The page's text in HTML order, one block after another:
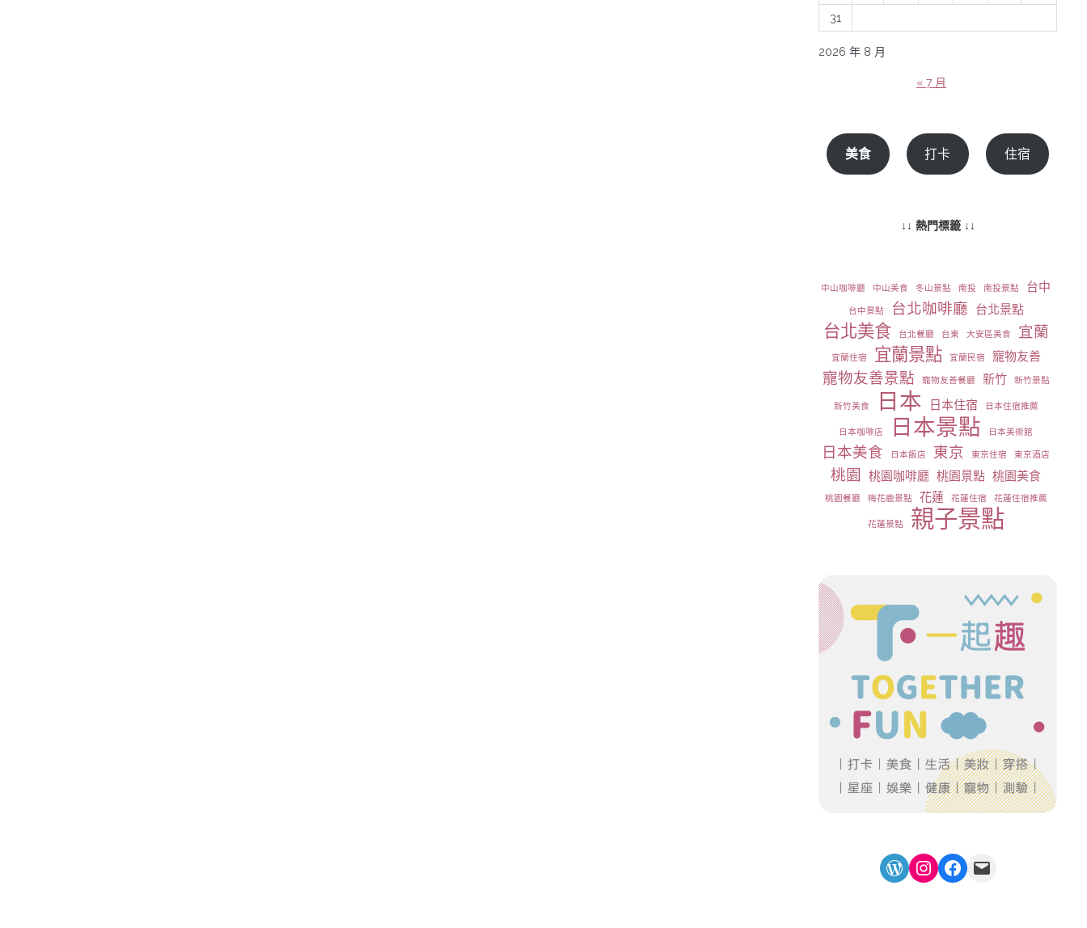
2026 年 8 月
31
« 7 月
美食 打卡 住宿
↓↓ 熱門標籤 ↓↓
中山咖啡廳 中山美食 冬山景點 南投 南投景點 台中
台中景點 台北咖啡廳 台北景點
台北美食 台北餐廳 台東 大安區美食 宜蘭
宜蘭住宿 宜蘭景點 宜蘭民宿 寵物友善
寵物友善景點 寵物友善餐廳 新竹 新竹景點
新竹美食 日本 日本住宿 日本住宿推薦
日本咖啡店 日本景點 日本美術館
日本美食 日本飯店 東京 東京住宿 東京酒店
桃園 桃園咖啡廳 桃園景點 桃園美食
桃園餐廳 梅花鹿景點 花蓮 花蓮住宿 花蓮住宿推薦
花蓮景點 親子景點
WordPress
Instagram
Facebook
Mail